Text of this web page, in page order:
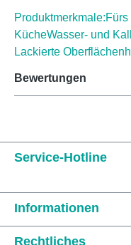
KücheWasser- und
Lackierte
Bewertungen
Service-Hotline
Informationen
Rechtliches